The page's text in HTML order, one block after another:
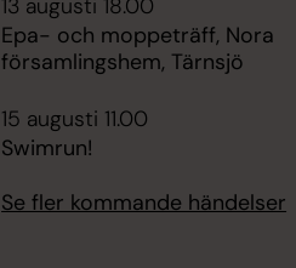
13 augusti 18.00
Epa- och moppeträff, Nora
församlingshem, Tärnsjö
15 augusti 11.00
Swimrun!
Se fler kommande händelser